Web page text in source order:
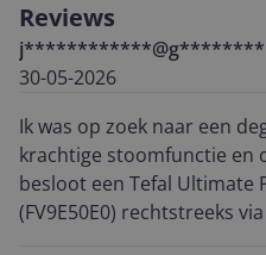
Reviews
j************@g********
30-05-2026
Ik was op zoek naar een
krachtige stoomfunctie en
besloot een Tefal Ultimate
(FV9E50E0) rechtstreeks